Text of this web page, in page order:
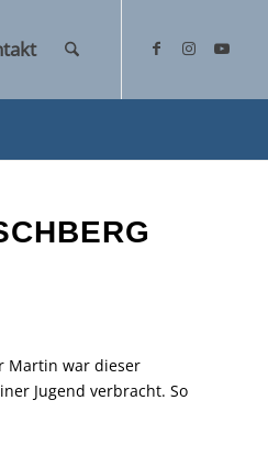
Martin war dieser
Jugend verbracht. So